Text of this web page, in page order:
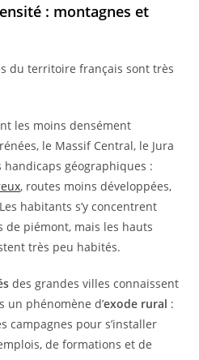
: montagnes et
du territoire français sont très
les moins densément
le Massif Central, le Jura
handicaps géographiques :
, routes moins développées,
habitants s’y concentrent
de piémont, mais les hauts
très peu habités.
des grandes villes connaissent
un phénomène d’exode rural :
campagnes pour s’installer
de formations et de